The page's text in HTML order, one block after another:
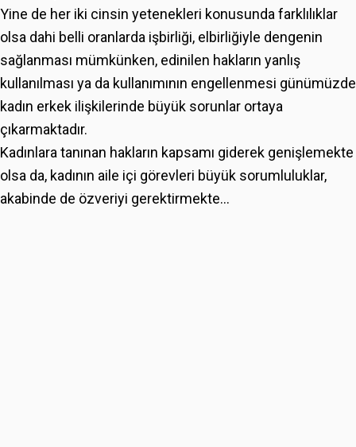
Yine de her iki cinsin yetenekleri konusunda farklılıklar
olsa dahi belli oranlarda işbirliği, elbirliğiyle dengenin
sağlanması mümkünken, edinilen hakların yanlış
kullanılması ya da kullanımının engellenmesi günümüzde
kadın erkek ilişkilerinde büyük sorunlar ortaya
çıkarmaktadır.
Kadınlara tanınan hakların kapsamı giderek genişlemekte
olsa da, kadının aile içi görevleri büyük sorumluluklar,
akabinde de özveriyi gerektirmekte...